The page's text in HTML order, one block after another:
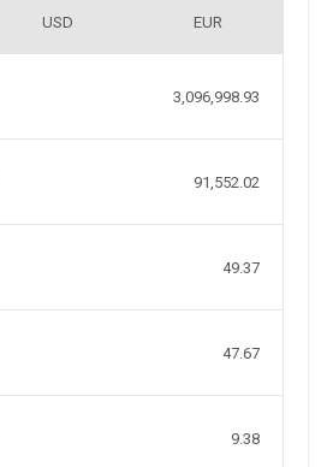
USD EUR
3,096,998.93
91,552.02
49.37
47.67
9.38